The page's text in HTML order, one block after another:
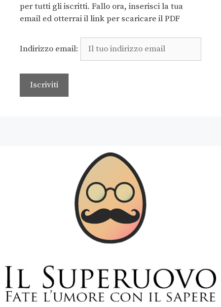
per tutti gli iscritti. Fallo ora, inserisci la tua
email ed otterrai il link per scaricare il PDF
Indirizzo email: